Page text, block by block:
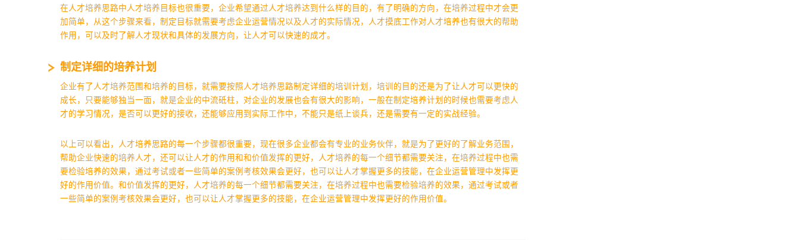
在人才培养思路中人才培养目标也很重要，企业希望通过人才培养达到什么样的目的，有了明确的方向，在培养过程中才会更
加简单，从这个步骤来看，制定目标就需要考虑企业运营情况以及人才的实际情况，人才摸底工作对人才培养也有很大的帮助
作用，可以及时了解人才现状和具体的发展方向，让人才可以快速的成才。
制定详细的培养计划
企业有了人才培养范围和培养的目标，就需要按照人才培养思路制定详细的培训计划，培训的目的还是为了让人才可以更快的
成长，只要能够独当一面，就是企业的中流砥柱，对企业的发展也会有很大的影响，一般在制定培养计划的时候也需要考虑人
才的学习情况，是否可以更好的接收，还能够应用到实际工作中，不能只是纸上谈兵，还是需要有一定的实战经验。
以上可以看出，人才培养思路的每一个步骤都很重要，现在很多企业都会有专业的业务伙伴，就是为了更好的了解业务范围，
帮助企业快速的培养人才，还可以让人才的作用和和价值发挥的更好，人才培养的每一个细节都需要关注，在培养过程中也需
要检验培养的效果，通过考试或者一些简单的案例考核效果会更好，也可以让人才掌握更多的技能，在企业运营管理中发挥更
好的作用价值。和价值发挥的更好，人才培养的每一个细节都需要关注，在培养过程中也需要检验培养的效果，通过考试或者
一些简单的案例考核效果会更好，也可以让人才掌握更多的技能，在企业运营管理中发挥更好的作用价值。